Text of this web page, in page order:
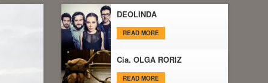
DEOLINDA
READ MORE
Cia. OLGA RORIZ
READ MORE